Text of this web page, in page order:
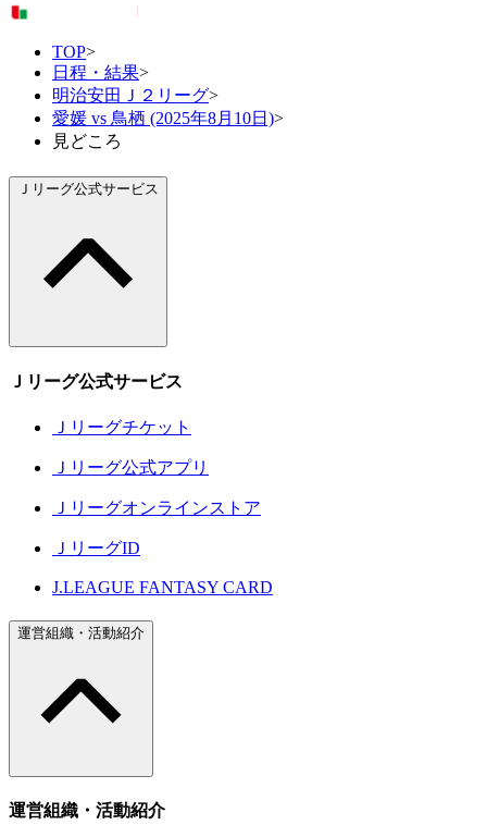
TOP>
日程・結果>
明治安田Ｊ２リーグ>
愛媛 vs 鳥栖 (2025年8月10日)>
見どころ
Ｊリーグ公式サービス
Ｊリーグ公式サービス
Ｊリーグチケット
Ｊリーグ公式アプリ
Ｊリーグオンラインストア
ＪリーグID
J.LEAGUE FANTASY CARD
運営組織・活動紹介
運営組織・活動紹介